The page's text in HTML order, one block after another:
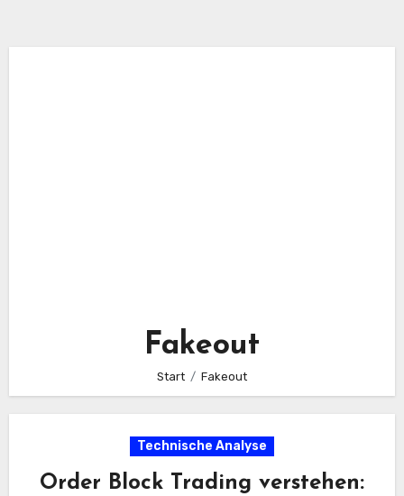
Fakeout
Start Fakeout
Technische Analyse
Order Block Trading verstehen: